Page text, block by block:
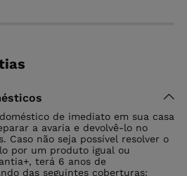
de imediato em sua casa
a avaria e devolvê-lo no
Caso não seja possível resolver o
por um produto igual ou
terá 6 anos de
das seguintes coberturas: